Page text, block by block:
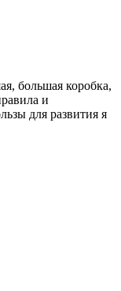
большая коробка,
и
для развития я